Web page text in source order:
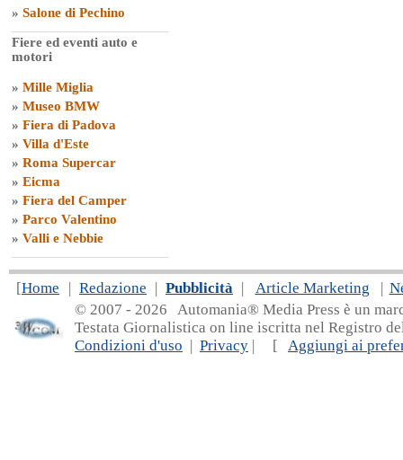
» Salone di Pechino
Fiere ed eventi auto e
motori
» Mille Miglia
» Museo BMW
» Fiera di Padova
» Villa d'Este
» Roma Supercar
» Eicma
» Fiera del Camper
» Parco Valentino
» Valli e Nebbie
[Home | Redazione | Pubblicità | Article Marketing |
© 2007 - 2026 Automania® Media Press è un
Testata Giornalistica on line iscritta nel Registro
Condizioni d'uso | Privacy | [ Aggiungi ai